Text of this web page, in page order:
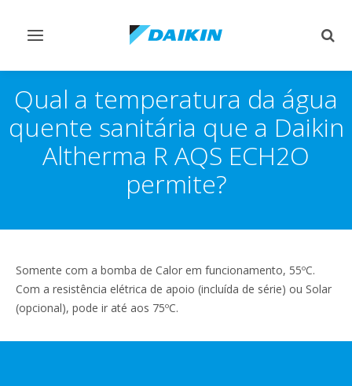
Comutar
Qual a temperatura da água
quente sanitária que a Daikin
Altherma R AQS ECH2O
permite?
Somente com a bomba de Calor em funcionamento, 55ºC.
Com a resistência elétrica de apoio (incluída de série) ou Solar
(opcional), pode ir até aos 75ºC.